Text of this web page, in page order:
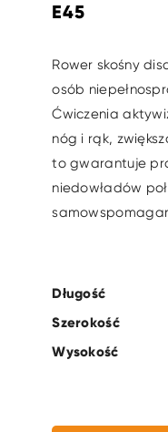
E45
Rower skośny
osób
Ćwiczenia
nóg i rąk,
to gwarantuje
niedowładów
Długość
Szerokość
Wysokość